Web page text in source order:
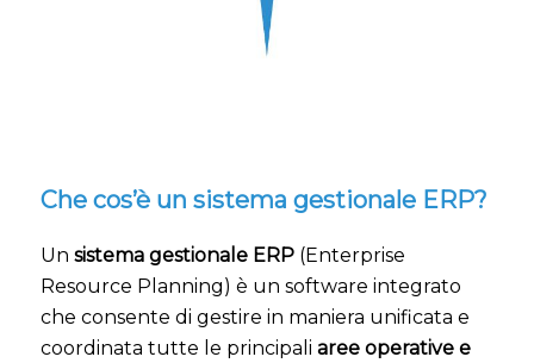
Che cos’è un sistema gestionale ERP?
Un sistema gestionale ERP (Enterprise
Resource Planning) è un software integrato
che consente di gestire in maniera unificata e
coordinata tutte le principali aree operative e